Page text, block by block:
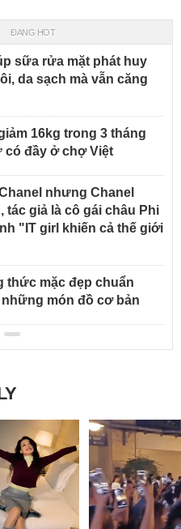
ĐANG HOT
sữa rửa mặt phát huy
da sạch mà vẫn căng
16kg trong 3 tháng
có đầy ở chợ Việt
nhưng Chanel
tác giả là cô gái châu Phi
"IT girl khiến cả thế giới
thức mặc đẹp chuẩn
món đồ cơ bản